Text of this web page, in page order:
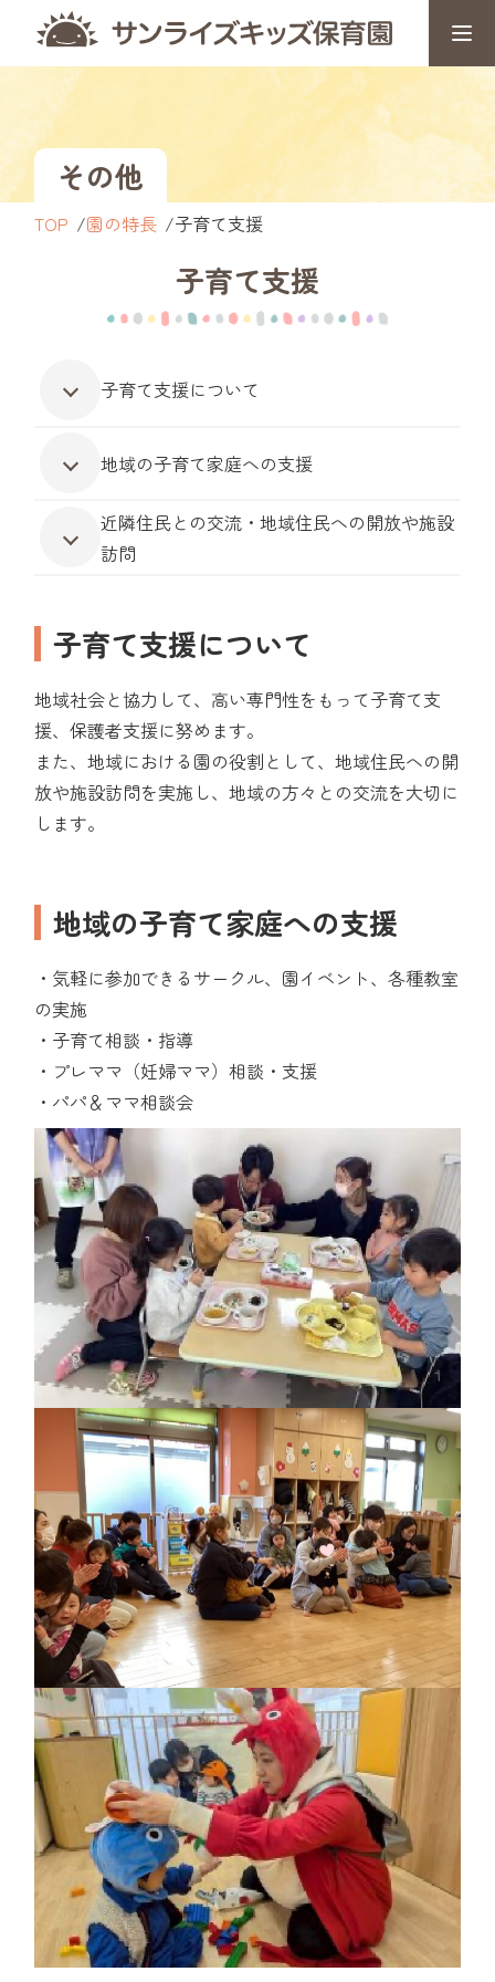
その他
TOP 園の特長 子育て支援
子育て支援
子育て支援について
地域の子育て家庭への支援
近隣住民との交流・地域住民への開放や施設
訪問
子育て支援について
地域社会と協力して、高い専門性をもって子育て支
援、保護者支援に努めます。
また、地域における園の役割として、地域住民への開
放や施設訪問を実施し、地域の方々との交流を大切に
します。
地域の子育て家庭への支援
・気軽に参加できるサークル、園イベント、各種教室
の実施
・子育て相談・指導
・プレママ（妊婦ママ）相談・支援
・パパ＆ママ相談会